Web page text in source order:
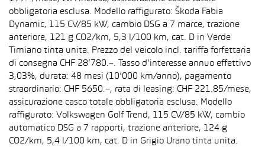
obbligatoria esclusa. Modello raffigurato: Škoda Fabia
Dynamic, 115 CV/85 kW, cambio DSG a 7 marce, trazione
anteriore, 121 g CO2/km, 5,3 l/100 km, cat. D in Verde
Timiano tinta unita. Prezzo del veicolo incl. tariffa forfettaria
di consegna CHF 28’780.–. Tasso d’interesse annuo effettivo
3,03%, durata: 48 mesi (10’000 km/anno), pagamento
straordinario: CHF 5650.–, rata di leasing: CHF 221.85/mese,
assicurazione casco totale obbligatoria esclusa. Modello
raffigurato: Volkswagen Golf Trend, 115 CV/85 kW, cambio
automatico DSG a 7 rapporti, trazione anteriore, 124 g
CO2/km, 5,4 l/100 km, cat. D in Grigio Urano tinta unita.